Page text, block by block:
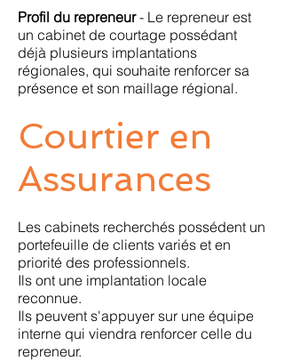
Profil du repreneur- Le repreneur est
un cabinet de courtage possédant
déjà plusieurs implantations
régionales, qui souhaite renforcer sa
présence et son maillage régional.
Courtier en
Assurances
Les cabinets recherchés possédent un
portefeuille de clients variés et en
priorité des professionnels.
Ils ont une implantation locale
reconnue.
Ils peuvent s'appuyer sur une équipe
interne qui viendra renforcer celle du
repreneur.